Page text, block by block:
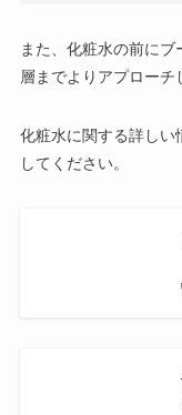
また、化粧水の前に
層までよりアプローチ
化粧水に関する詳しい
してください。